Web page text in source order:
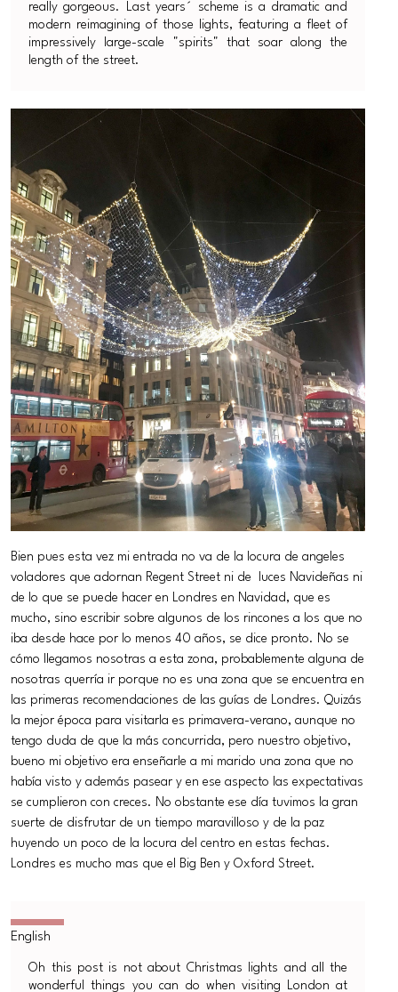
really gorgeous. Last years´ scheme is a dramatic and
modern reimagining of those lights, featuring a fleet of
impressively large-scale "spirits" that soar along the
length of the street.
Bien pues esta vez mi entrada no va de la locura de angeles
voladores que adornan Regent Street ni de luces Navideñas ni
de lo que se puede hacer en Londres en Navidad, que es
mucho, sino escribir sobre algunos de los rincones a los que no
iba desde hace por lo menos 40 años, se dice pronto. No se
cómo llegamos nosotras a esta zona, probablemente alguna de
nosotras querría ir porque no es una zona que se encuentra en
las primeras recomendaciones de las guías de Londres. Quizás
la mejor época para visitarla es primavera-verano, aunque no
tengo duda de que la más concurrida, pero nuestro objetivo,
bueno mi objetivo era enseñarle a mi marido una zona que no
había visto y además pasear y en ese aspecto las expectativas
se cumplieron con creces. No obstante ese día tuvimos la gran
suerte de disfrutar de un tiempo maravilloso y de la paz
huyendo un poco de la locura del centro en estas fechas.
Londres es mucho mas que el Big Ben y Oxford Street.
Oh this post is not about Christmas lights and all the
wonderful things you can do when visiting London at